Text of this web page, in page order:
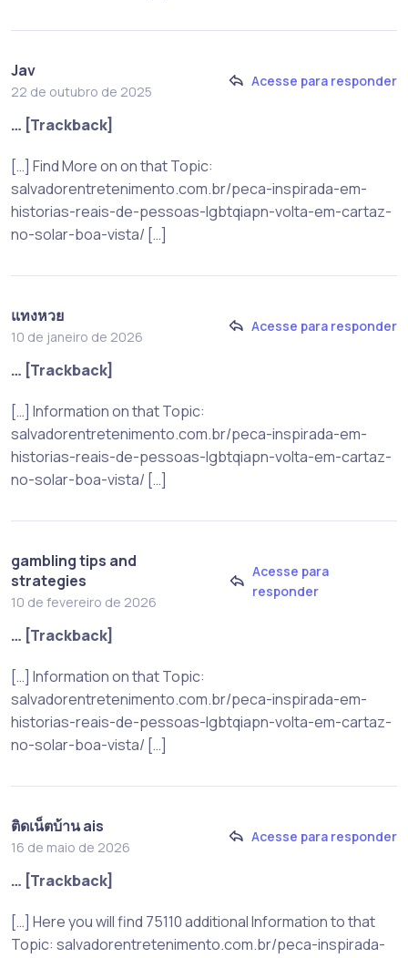
Jav
22 de outubro de 2025
Acesse para responder
… [Trackback]
[…] Find More on on that Topic:
salvadorentretenimento.com.br/peca-inspirada-em-
historias-reais-de-pessoas-lgbtqiapn-volta-em-cartaz-
no-solar-boa-vista/ […]
แทงหวย
10 de janeiro de 2026
Acesse para responder
… [Trackback]
[…] Information on that Topic:
salvadorentretenimento.com.br/peca-inspirada-em-
historias-reais-de-pessoas-lgbtqiapn-volta-em-cartaz-
no-solar-boa-vista/ […]
gambling tips and
strategies
10 de fevereiro de 2026
Acesse para
responder
… [Trackback]
[…] Information on that Topic:
salvadorentretenimento.com.br/peca-inspirada-em-
historias-reais-de-pessoas-lgbtqiapn-volta-em-cartaz-
no-solar-boa-vista/ […]
ติดเน็ตบ้าน ais
16 de maio de 2026
Acesse para responder
… [Trackback]
[…] Here you will find 75110 additional Information to that
Topic: salvadorentretenimento.com.br/peca-inspirada-